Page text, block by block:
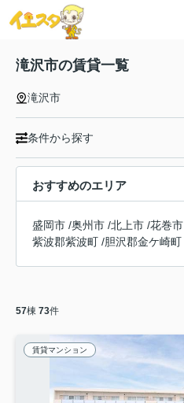
滝沢市の賃貸一覧
滝沢市
条件から探す
おすすめのエリア
盛岡市 /奥州市 /北上市 /花巻市
紫波郡紫波町 /胆沢郡金ケ崎町
57棟 73件
賃貸マンション